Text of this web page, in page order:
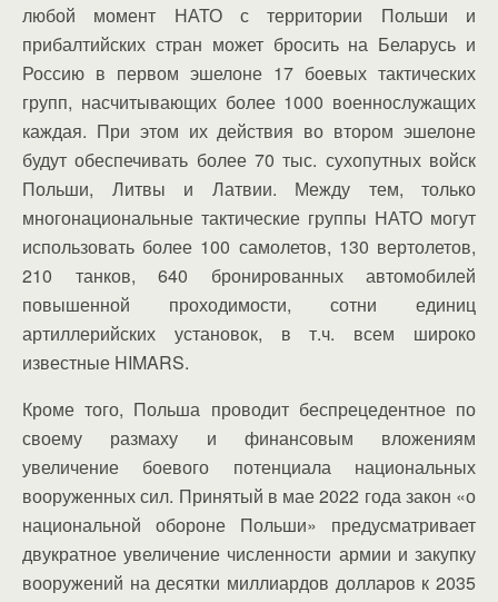
любой момент НАТО с территории Польши и
прибалтийских стран может бросить на Беларусь и
Россию в первом эшелоне 17 боевых тактических
групп, насчитывающих более 1000 военнослужащих
каждая. При этом их действия во втором эшелоне
будут обеспечивать более 70 тыс. сухопутных войск
Польши, Литвы и Латвии. Между тем, только
многонациональные тактические группы НАТО могут
использовать более 100 самолетов, 130 вертолетов,
210 танков, 640 бронированных автомобилей
повышенной проходимости, сотни единиц
артиллерийских установок, в т.ч. всем широко
известные HIMARS.
Кроме того, Польша проводит беспрецедентное по
своему размаху и финансовым вложениям
увеличение боевого потенциала национальных
вооруженных сил. Принятый в мае 2022 года закон «о
национальной обороне Польши» предусматривает
двукратное увеличение численности армии и закупку
вооружений на десятки миллиардов долларов к 2035